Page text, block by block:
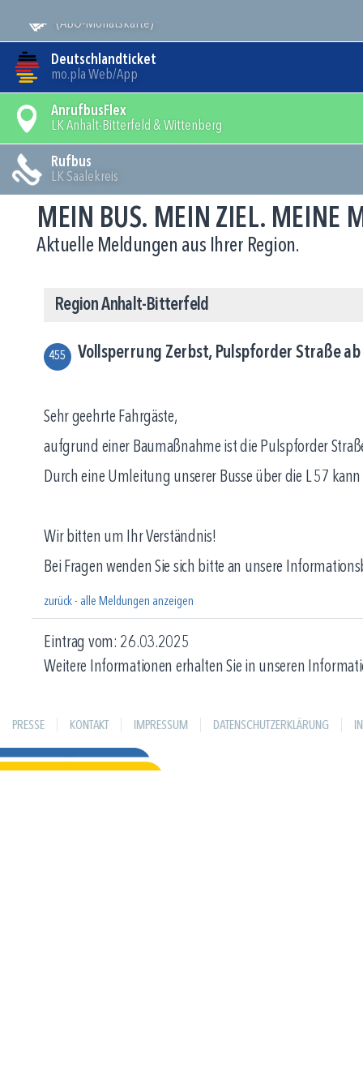
(ABO-Monatskarte)
Deutschlandticket
mo.pla Web/App
AnrufbusFlex
LK Anhalt-Bitterfeld & Wittenberg
Rufbus
LK Saalekreis
MEIN BUS. MEIN ZIEL. MEINE
Aktuelle Meldungen aus Ihrer Region.
Region Anhalt-Bitterfeld
455 Vollsperrung Zerbst, Pulspforder Straße
Sehr geehrte Fahrgäste,
aufgrund einer Baumaßnahme ist die Pulspforder
Durch eine Umleitung unserer Busse über die L 57
Wir bitten um Ihr Verständnis!
Bei Fragen wenden Sie sich bitte an unsere
zurück - alle Meldungen anzeigen
Eintrag vom: 26.03.2025
Weitere Informationen erhalten Sie in unseren
PRESSE KONTAKT IMPRESSUM DATENSCHUTZERKLÄRUNG